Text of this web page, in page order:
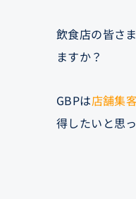
飲食店の皆さま
ますか？
GBPは店舗集客
得したいと思